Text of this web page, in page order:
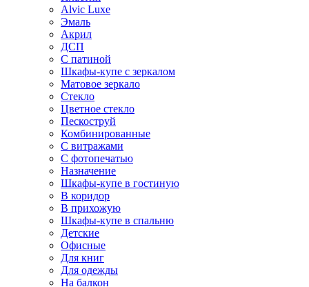
Alvic Luxe
Эмаль
Акрил
ДСП
С патиной
Шкафы-купе с зеркалом
Матовое зеркало
Стекло
Цветное стекло
Пескоструй
Комбинированные
С витражами
С фотопечатью
Назначение
Шкафы-купе в гостиную
В коридор
В прихожую
Шкафы-купе в спальню
Детские
Офисные
Для книг
Для одежды
На балкон